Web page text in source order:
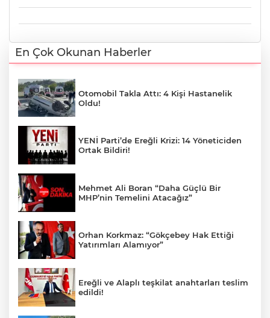
En Çok Okunan Haberler
Otomobil Takla Attı: 4 Kişi Hastanelik
Oldu!
YENİ Parti’de Ereğli Krizi: 14 Yöneticiden
Ortak Bildiri!
Mehmet Ali Boran “Daha Güçlü Bir
MHP’nin Temelini Atacağız”
Orhan Korkmaz: “Gökçebey Hak Ettiği
Yatırımları Alamıyor”
Ereğli ve Alaplı teşkilat anahtarları teslim
edildi!